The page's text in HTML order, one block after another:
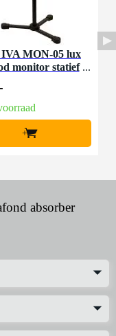
MON-05 lux
monitor statief
+
absorber